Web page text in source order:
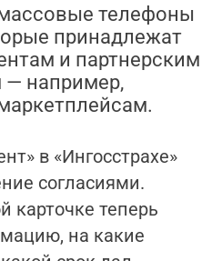
телефоны
принадлежат
и партнерским
— например,
в «Ингосстрахе»
согласиями.
карточке теперь
на какие